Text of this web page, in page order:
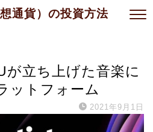
通貨）の投資方法
立ち上げた音楽に
ットフォーム
2021年9月1日